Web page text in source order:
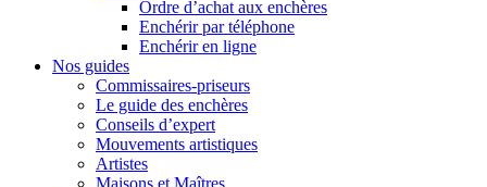
Ordre d’achat aux enchères
Enchérir par téléphone
Enchérir en ligne
Nos guides
Commissaires-priseurs
Le guide des enchères
Conseils d’expert
Mouvements artistiques
Artistes
Maisons et Maîtres